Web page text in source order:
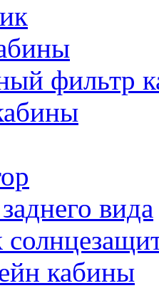
фильтр
вида
кабины